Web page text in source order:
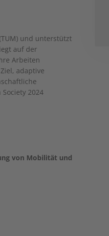
und unterstützt
auf der
Arbeiten
adaptive
2024
von Mobilität und